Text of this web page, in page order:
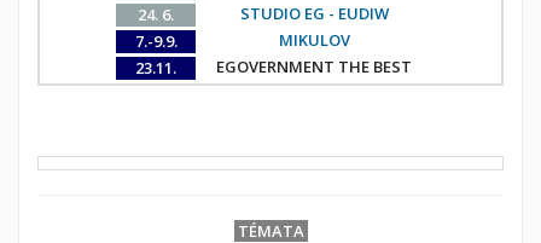
24. 6.
STUDIO EG - EUDIW
7.-9.9.
MIKULOV
23.11.
EGOVERNMENT THE BEST
TÉMATA